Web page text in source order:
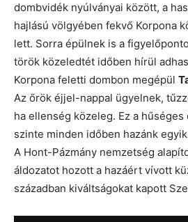
dombvidék nyúlványai között, a
hajlású völgyében fekvő Korpona
lett. Sorra épülnek is a
török közeledtét időben hírül
Korpona feletti dombon megépül
Az őrök éjjel-nappal ügyelnek,
ha ellenség közeleg. Ez a
szinte minden időben hazánk
A Hont-Pázmány nemzetség
áldozatot hozott a hazáért vívott
században kiváltságokat kapott